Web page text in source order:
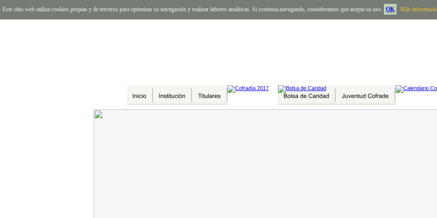
Este sitio web utiliza cookies propias y de terceros para optimizar su navegación y realizar labores analíticas. Si continua navegando, consideramos que acepta su uso. OK Más